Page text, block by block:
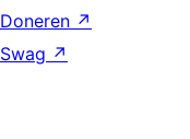
Doneren ↗
Swag ↗